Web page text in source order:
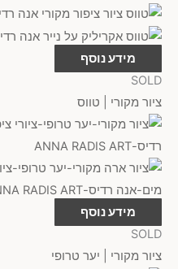
מידע נוסף
SOLD
ציור מקורי | טווס
מידע נוסף
SOLD
ציור מקורי | יער טרופי